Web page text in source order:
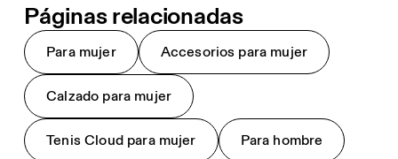
Páginas relacionadas
Para mujer Accesorios para mujer
Calzado para mujer
Tenis Cloud para mujer Para hombre